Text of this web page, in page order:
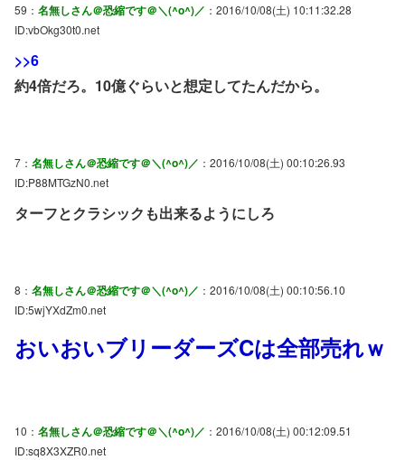
59： 名無しさん＠恐縮です＠＼(^o^)／ ：2016/10/08(土) 10:11:32.28
ID:vbOkg30t0.net
>>6
約4倍だろ。10億ぐらいと想定してたんだから。
7： 名無しさん＠恐縮です＠＼(^o^)／ ：2016/10/08(土) 00:10:26.93
ID:P88MTGzN0.net
ターフとクラシックも出来るようにしろ
8： 名無しさん＠恐縮です＠＼(^o^)／ ：2016/10/08(土) 00:10:56.10
ID:5wjYXdZm0.net
おいおいブリーダーズCは全部売れｗ
10： 名無しさん＠恐縮です＠＼(^o^)／ ：2016/10/08(土) 00:12:09.51
ID:sq8X3XZR0.net